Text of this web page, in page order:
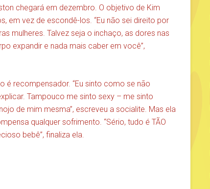
chegará em dezembro. O objetivo de Kim
em vez de escondê-los. “Eu não sei direito por
mulheres. Talvez seja o inchaço, as dores nas
expandir e nada mais caber em você”,
é recompensador. “Eu sinto como se não
Tampouco me sinto sexy – me sinto
de mim mesma”, escreveu a socialite. Mas ela
qualquer sofrimento. “Sério, tudo é TÃO
bebê”, finaliza ela.